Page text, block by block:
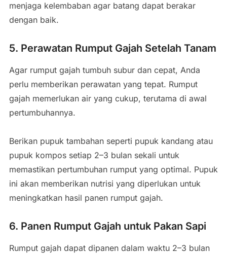
menjaga kelembaban agar batang dapat berakar
dengan baik.
5. Perawatan Rumput Gajah Setelah Tanam
Agar rumput gajah tumbuh subur dan cepat, Anda
perlu memberikan perawatan yang tepat. Rumput
gajah memerlukan air yang cukup, terutama di awal
pertumbuhannya.
Berikan pupuk tambahan seperti pupuk kandang atau
pupuk kompos setiap 2–3 bulan sekali untuk
memastikan pertumbuhan rumput yang optimal. Pupuk
ini akan memberikan nutrisi yang diperlukan untuk
meningkatkan hasil panen rumput gajah.
6. Panen Rumput Gajah untuk Pakan Sapi
Rumput gajah dapat dipanen dalam waktu 2–3 bulan